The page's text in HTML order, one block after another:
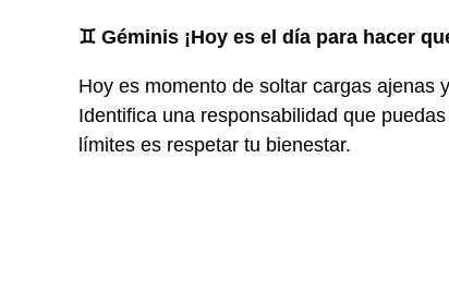
♊ Géminis ¡Hoy es el día para hacer
Hoy es momento de soltar cargas ajenas
Identifica una responsabilidad que
límites es respetar tu bienestar.